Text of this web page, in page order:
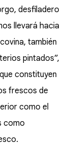
desfiladero
llevará hacia
también
pintados”,
constituyen
frescos de
como el
como